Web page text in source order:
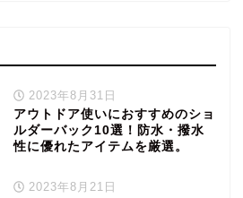
2023年8月31日
アウトドア使いにおすすめのショ
ルダーバック10選！防水・撥水
性に優れたアイテムを厳選。
2023年8月21日